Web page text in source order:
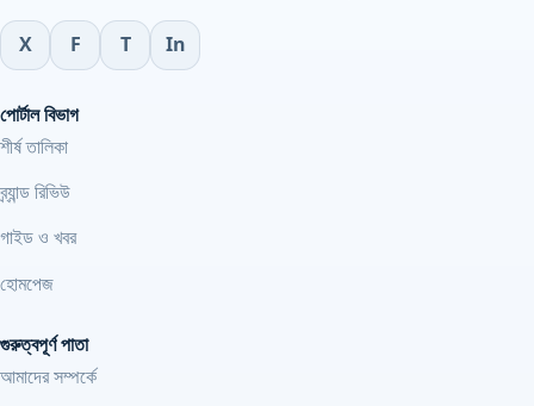
X F T In
পোর্টাল বিভাগ
শীর্ষ তালিকা
ব্র্যান্ড রিভিউ
গাইড ও খবর
হোমপেজ
গুরুত্বপূর্ণ পাতা
আমাদের সম্পর্কে